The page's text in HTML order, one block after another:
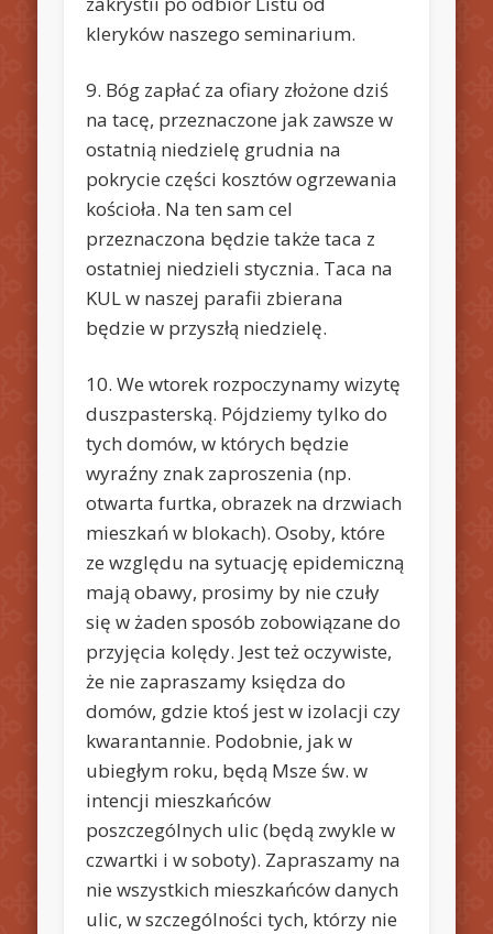
kleryków naszego seminarium.
9. Bóg zapłać za ofiary złożone dziś
na tacę, przeznaczone jak zawsze w
ostatnią niedzielę grudnia na
pokrycie części kosztów ogrzewania
kościoła. Na ten sam cel
przeznaczona będzie także taca z
ostatniej niedzieli stycznia. Taca na
KUL w naszej parafii zbierana
będzie w przyszłą niedzielę.
10. We wtorek rozpoczynamy wizytę
duszpasterską. Pójdziemy tylko do
tych domów, w których będzie
wyraźny znak zaproszenia (np.
otwarta furtka, obrazek na drzwiach
mieszkań w blokach). Osoby, które
ze względu na sytuację epidemiczną
mają obawy, prosimy by nie czuły
się w żaden sposób zobowiązane do
przyjęcia kolędy. Jest też oczywiste,
że nie zapraszamy księdza do
domów, gdzie ktoś jest w izolacji czy
kwarantannie. Podobnie, jak w
ubiegłym roku, będą Msze św. w
intencji mieszkańców
poszczególnych ulic (będą zwykle w
czwartki i w soboty). Zapraszamy na
nie wszystkich mieszkańców danych
ulic, w szczególności tych, którzy nie